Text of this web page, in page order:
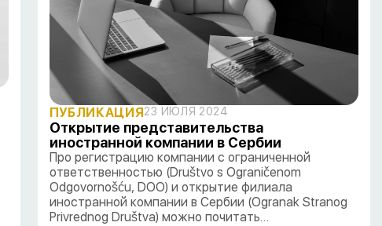
ПУБЛИКАЦИЯ23 ИЮЛЯ 2024
Открытие представительства
иностранной компании в Сербии
Про регистрацию компании с ограниченной
ответственностью (Društvo s Ograničenom
Odgovornošću, DOO) и открытие филиала
иностранной компании в Сербии (Ogranak Stranog
Privrednog Društva) можно почитать…